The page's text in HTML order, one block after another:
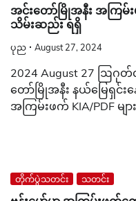
အင်းတော်မြိုအနီး အကြမ်
သိမ်းဆည်း ရရှိ
ပုည August 27, 2024
2024 August 27 ဩဂု
တော်မြိုအနီး နယ်မြေရှင်
အကြမ်းဖက် KIA/PDF မျာ
တိုက်ပွဲသတင်း သတင်း